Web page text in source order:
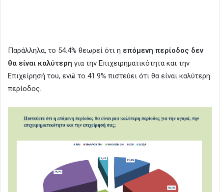
Παράλληλα, το 54.4% θεωρεί ότι η επόμενη περίοδος δεν
θα είναι καλύτερη για την Επιχειρηματικότητα και την
Επιχείρησή του, ενώ το 41.9% πιστεύει ότι θα είναι καλύτερη
περίοδος.